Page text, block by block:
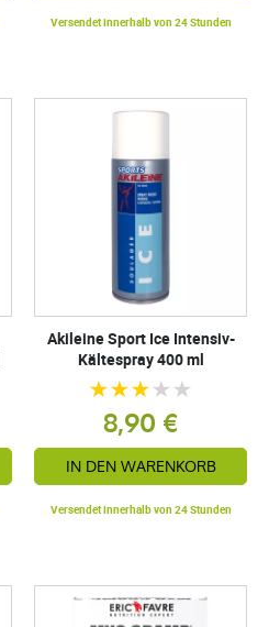
Versendet innerhalb von 24 Stunden
Akileine Sport Ice Intensiv-
Kältespray 400 ml
8,90 €
IN DEN WARENKORB
Versendet innerhalb von 24 Stunden